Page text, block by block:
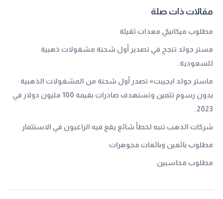
مقالات ذات صلة
مطلوب ميكانيكي معدات ثقيلة
مستر جولد تنجح في تصدير أول شحنة مشغولات ذهبية
للسعودية.
ماستر جولد ايجيبت» تصدر أول شحنة من المشغولات الذهبية
بدون رسوم تثمين وتستهدف صادرات بقيمة 100 مليون دولار في
2023.
شركات الذهب تنبه لخطأ شائع يقع فيه الراغبون في الاستثمار
مطلوب بائعين وبائعات مجوهرات
مطلوب محاسبين